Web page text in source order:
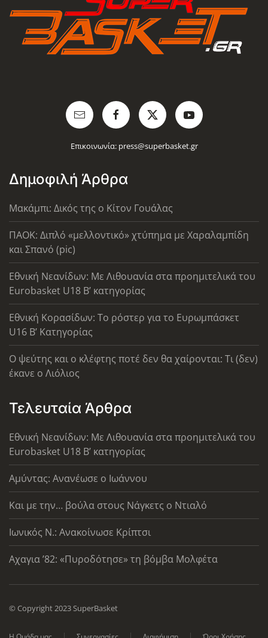
Επικοινωνία: press@superbasket.gr
Δημοφιλή Άρθρα
Μακάμπι: Δικός της ο Κίτον Γουάλας
ΠΑΟΚ: Διπλό «μελλοντικό» χτύπημα με Χαραλαμπίδη
και Σπανό (pic)
Εθνική Νεανίδων: Με Λιθουανία στα προημιτελικά του
Eurobasket U18 Β’ κατηγορίας
Εθνική Κορασίδων: Το ρόστερ για το Ευρωμπάσκετ
U16 B’ Κατηγορίας
Ο ψεύτης και ο κλέφτης ποτέ δεν θα χαίρονται: Τι (δεν)
έκανε ο Λιόλιος
Τελευταία Άρθρα
Εθνική Νεανίδων: Με Λιθουανία στα προημιτελικά του
Eurobasket U18 Β’ κατηγορίας
Αμύντας: Ανανέωσε ο Ιωάννου
Και με την… βούλα στους Νάγκετς ο Ντιαλό
Ιωνικός Ν.: Ανακοίνωσε Κρίπτσι
Αχαγια ’82: «Πυροδότησε» τη βόμβα Μολφέτα
© Copyright 2023 SuperBasket